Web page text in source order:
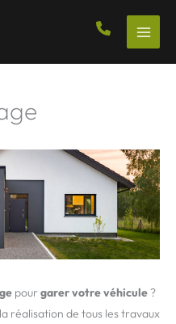
pour garer votre véhicule ?
réalisation de tous les travaux